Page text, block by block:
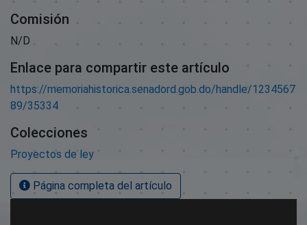
Comisión
N/D
Enlace para compartir este artículo
https://memoriahistorica.senadord.gob.do/handle/1234567
89/35334
Colecciones
Proyectos de ley
Página completa del artículo